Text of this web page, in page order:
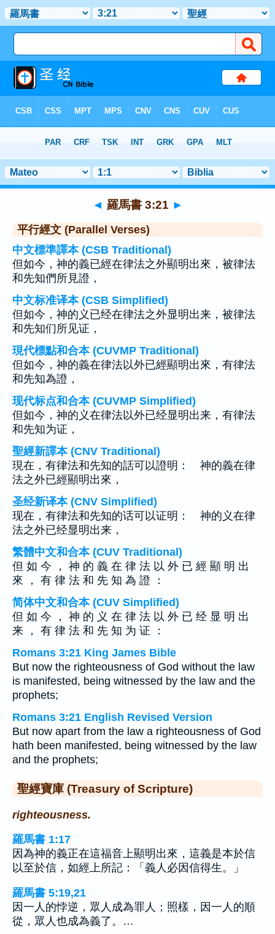
> 聖經金句 21
◄ 羅馬書 3:21 ►
平行經文 (Parallel Verses)
中文標準譯本 (CSB Traditional)
但如今，神的義已經在律法之外顯明出來，被律法
和先知們所見證，
中文标准译本 (CSB Simplified)
但如今，神的义已经在律法之外显明出来，被律法
和先知们所见证，
現代標點和合本 (CUVMP Traditional)
但如今，神的義在律法以外已經顯明出來，有律法
和先知為證，
现代标点和合本 (CUVMP Simplified)
但如今，神的义在律法以外已经显明出来，有律法
和先知为证，
聖經新譯本 (CNV Traditional)
現在，有律法和先知的話可以證明： 神的義在律
法之外已經顯明出來，
圣经新译本 (CNV Simplified)
现在，有律法和先知的话可以证明： 神的义在律
法之外已经显明出来，
繁體中文和合本 (CUV Traditional)
但 如 今 ， 神 的 義 在 律 法 以 外 已 經 顯 明 出
來 ， 有 律 法 和 先 知 為 證 ：
简体中文和合本 (CUV Simplified)
但 如 今 ， 神 的 义 在 律 法 以 外 已 经 显 明 出
来 ， 有 律 法 和 先 知 为 证 ：
Romans 3:21 King James Bible
But now the righteousness of God without the law
is manifested, being witnessed by the law and the
prophets;
Romans 3:21 English Revised Version
But now apart from the law a righteousness of God
hath been manifested, being witnessed by the law
and the prophets;
聖經寶庫 (Treasury of Scripture)
righteousness.
羅馬書 1:17
因為神的義正在這福音上顯明出來，這義是本於信
以至於信，如經上所記：「義人必因信得生。」
羅馬書 5:19,21
因一人的悖逆，眾人成為罪人；照樣，因一人的順
從，眾人也成為義了。…